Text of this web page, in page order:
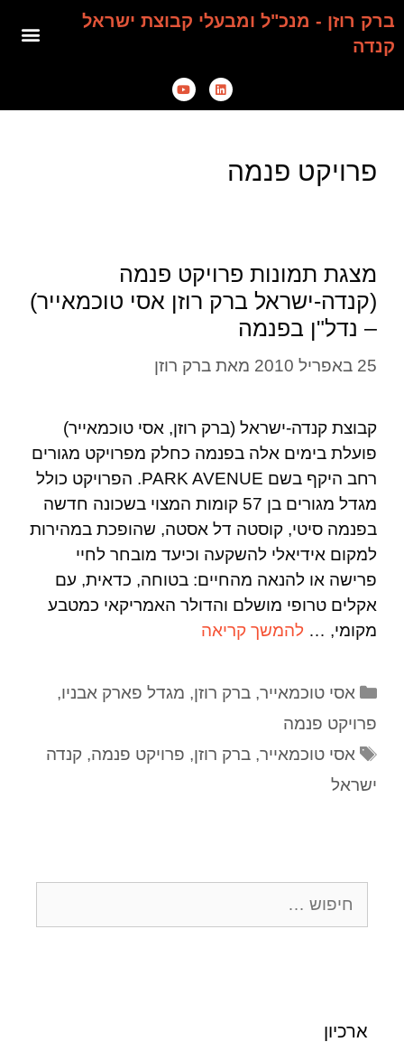
ברק רוזן - מנכ"ל ומבעלי קבוצת ישראל
קנדה
פרויקט פנמה
מצגת תמונות פרויקט פנמה
(קנדה-ישראל ברק רוזן אסי טוכמאייר)
– נדל"ן בפנמה
25 באפריל 2010 מאת ברק רוזן
קבוצת קנדה-ישראל (ברק רוזן, אסי טוכמאייר)
פועלת בימים אלה בפנמה כחלק מפרויקט מגורים
רחב היקף בשם PARK AVENUE. הפרויקט כולל
מגדל מגורים בן 57 קומות המצוי בשכונה חדשה
בפנמה סיטי, קוסטה דל אסטה, שהופכת במהירות
למקום אידיאלי להשקעה וכיעד מובחר לחיי
פרישה או להנאה מהחיים: בטוחה, כדאית, עם
אקלים טרופי מושלם והדולר האמריקאי כמטבע
מקומי, … להמשך קריאה
אסי טוכמאייר,ברק רוזן, מגדל פארק אבניו,
פרויקט פנמה
אסי טוכמאייר,ברק רוזן, פרויקט פנמה,קנדה
ישראל
ארכיון